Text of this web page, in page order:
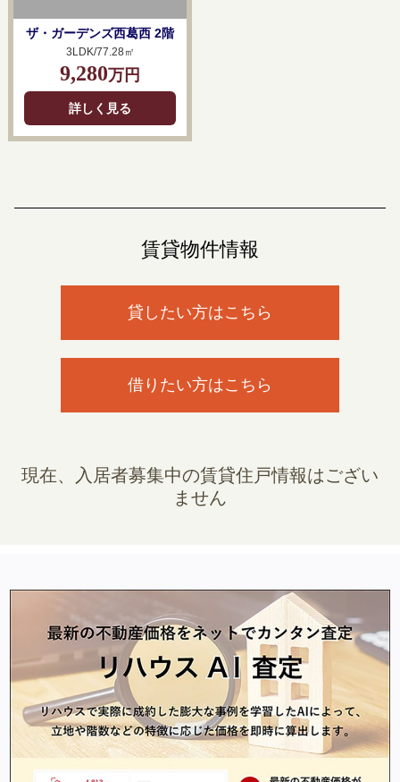
ザ・ガーデンズ西葛西 2階
3LDK/77.28㎡
9,280万円
詳しく見る
賃貸物件情報
貸したい方はこちら
借りたい方はこちら
現在、入居者募集中の賃貸住戸情報はござい
ません